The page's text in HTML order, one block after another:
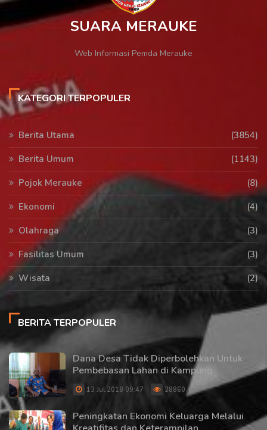
SUARA MERAUKE
Web Informasi Pemda Merauke
KATEGORI TERPOPULER
Berita Utama
(3854)
Berita Umum
(1143)
Pojok Merauke
(8)
Ekonomi
(4)
Olahraga
(3)
Fasilitas Umum
(3)
Wisata
(2)
BERITA TERPOPULER
Dana Desa Tidak Diperbolehkan Untuk
Pembebasan Lahan di Kampung
13 Jul 2018 09:47 28860
Peningkatan Ekonomi Keluarga Melalui